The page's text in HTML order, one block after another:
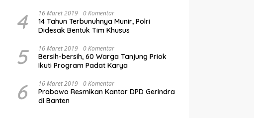
4 16 Maret 2019 0 Komentar
14 Tahun Terbunuhnya Munir, Polri
Didesak Bentuk Tim Khusus
5 16 Maret 2019 0 Komentar
Bersih-bersih, 60 Warga Tanjung Priok
Ikuti Program Padat Karya
6 16 Maret 2019 0 Komentar
Prabowo Resmikan Kantor DPD Gerindra
di Banten